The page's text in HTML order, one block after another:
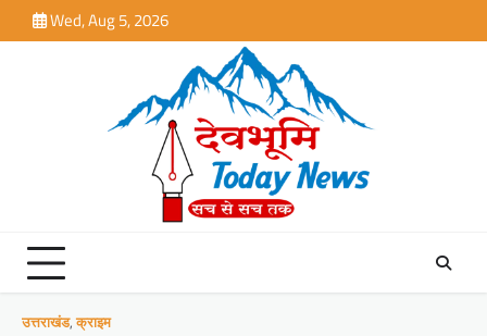
to
Wed, Aug 5, 2026
उत्तराखंड,क्राइम